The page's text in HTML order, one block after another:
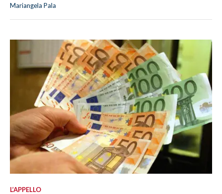
Mariangela Pala
L’APPELLO